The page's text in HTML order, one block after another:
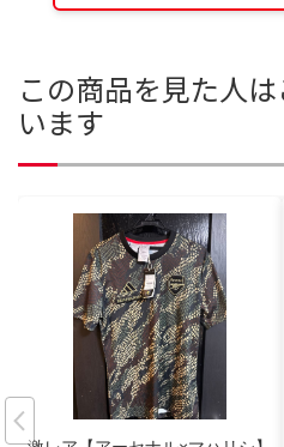
この商品を見た人
います